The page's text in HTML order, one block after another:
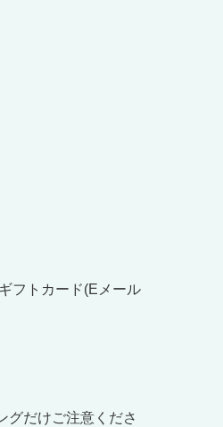
フトカード(Eメール
グだけご注意くださ